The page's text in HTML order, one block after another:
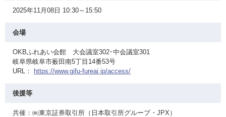
2025年11月08日 10:30～15:50
会場
OKBふれあい会館 大会議室302･中会議室301
岐阜県岐阜市薮田南5丁目14番53号
URL：
https://www.gifu-fureai.jp/access/
後援等
共催：㈱東京証券取引所（日本取引所グループ・JPX）